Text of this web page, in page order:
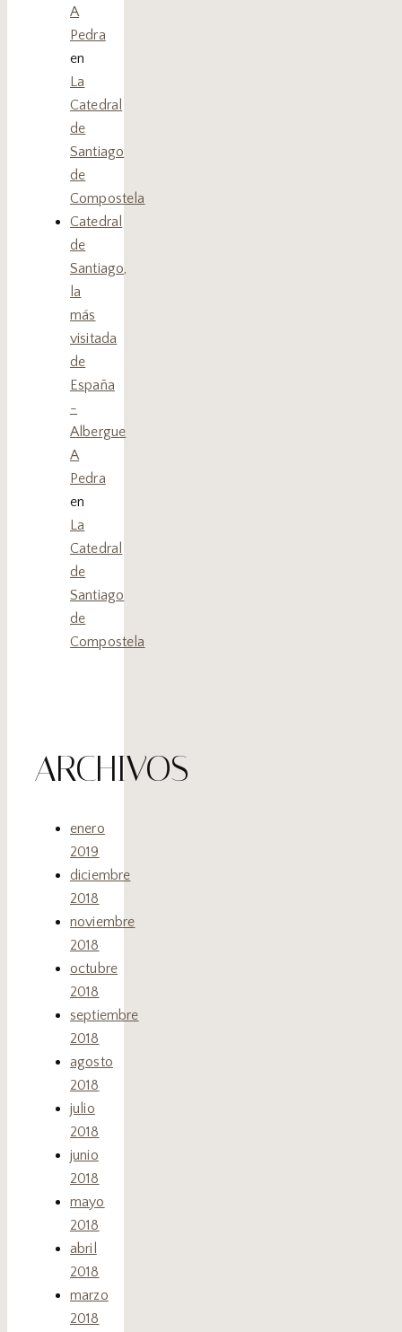
A
Pedra
en
La
Catedral
de
Santiago
de
Compostela
Catedral
de
Santiago,
la
más
visitada
de
España
-
Albergue
A
Pedra
en
La
Catedral
de
Santiago
de
Compostela
ARCHIVOS
enero
2019
diciembre
2018
noviembre
2018
octubre
2018
septiembre
2018
agosto
2018
julio
2018
junio
2018
mayo
2018
abril
2018
marzo
2018